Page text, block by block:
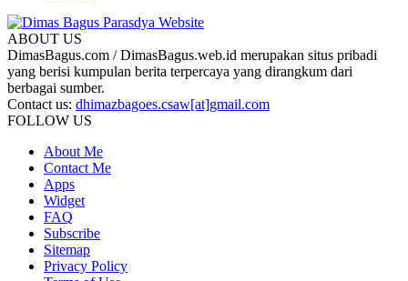
ABOUT US
DimasBagus.com / DimasBagus.web.id merupakan situs pribadi
yang berisi kumpulan berita terpercaya yang dirangkum dari
berbagai sumber.
Contact us: dhimazbagoes.csaw[at]gmail.com
FOLLOW US
About Me
Contact Me
Apps
Widget
FAQ
Subscribe
Sitemap
Privacy Policy